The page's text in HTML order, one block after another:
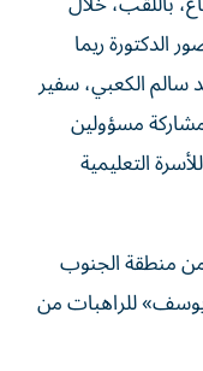
الدكتورة ريما
سالم الكعبي، سفير
مسؤولين
التعليمية
منطقة الجنوب
يوسف» للراهبات من